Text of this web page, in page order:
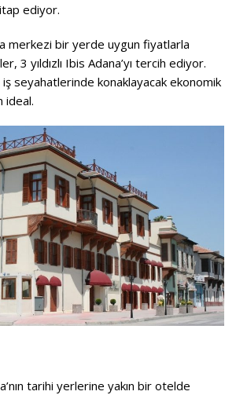
ediyor.
merkezi bir yerde uygun fiyatlarla
3 yıldızlı Ibis Adana’yı tercih ediyor.
iş seyahatlerinde konaklayacak ekonomik
ideal.
tarihi yerlerine yakın bir otelde